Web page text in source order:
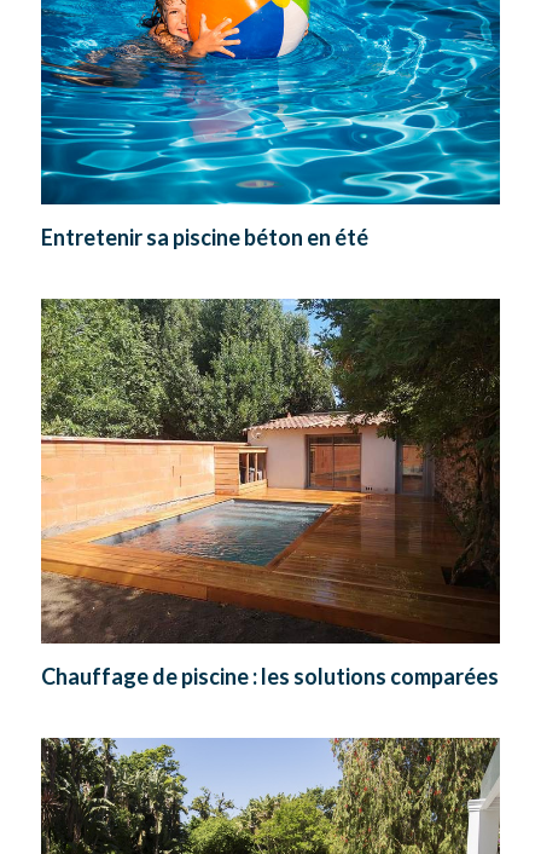
Entretenir sa piscine béton en été
Chauffage de piscine : les solutions comparées